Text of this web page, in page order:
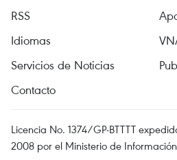
RSS
Idiomas
Servicios de Noticias
Contacto
Licencia No. 1374/GP-BTTTT
2008 por el Ministerio de